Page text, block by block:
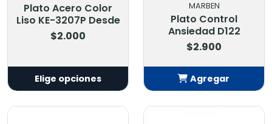
Plato Acero Color
Liso KE-3207P Desde
$2.000
Elige opciones
MARBEN
Plato Control
Ansiedad D122
$2.900
Agregar